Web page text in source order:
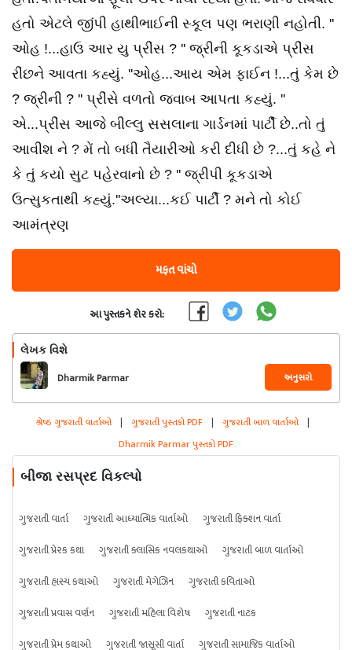
હતો એટલે જીંપી હાથીભાઈની સ્કૂલ પણ ભરાણી નહોતી. ''
ઓહ !...હાઉ આર યુ પ્રીંસ ? '' જ્રીની કૂકડાએ પ્રીંસ
રીંછને આવતા કહ્યું. ''ઓહ...આય એમ ફાઈન !...તું કેમ છે
? જ્રીની ? '' પ્રીંસે વળતો જવાબ આપતા કહ્યું. ''
એ...પ્રીંસ આજે બીલ્લુ સસલાના ગાર્ડનમાં પાર્ટી છે..તો તું
આવીશ ને ? મેં તો બધી તૈયારીઓ કરી દીધી છે ?...તું કહે ને
કે તું કયો સુટ પહેરવાનો છે ? '' જ્રીપી કૂકડાએ
ઉત્સુકતાથી કહ્યું.''અલ્યા...કઈ પાર્ટી ? મને તો કોઈ
આમંત્રણ
મફત વાંચો
આ પુસ્તકને શેર કરો:
લેખક વિશે
Dharmik Parmar અનુસરો
શ્રેષ્ઠ ગુજરાતી વાર્તાઓ | ગુજરાતી પુસ્તકો PDF | ગુજરાતી બાળ વાર્તાઓ |
Dharmik Parmar પુસ્તકો PDF
બીજા રસપ્રદ વિકલ્પો
ગુજરાતી વાર્તા ગુજરાતી આધ્યાત્મિક વાર્તાઓ
ગુજરાતી ફિક્શન વાર્તા
ગુજરાતી પ્રેરક કથા
ગુજરાતી ક્લાસિક નવલકથાઓ
ગુજરાતી બાળ વાર્તાઓ
ગુજરાતી હાસ્ય કથાઓ
ગુજરાતી મેગેઝિન
ગુજરાતી કવિતાઓ
ગુજરાતી પ્રવાસ વર્ણન
ગુજરાતી મહિલા વિશેષ
ગુજરાતી નાટક
ગુજરાતી પ્રેમ કથાઓ
ગુજરાતી જાસૂસી વાર્તા ગુજરાતી સામાજિક વાર્તાઓ